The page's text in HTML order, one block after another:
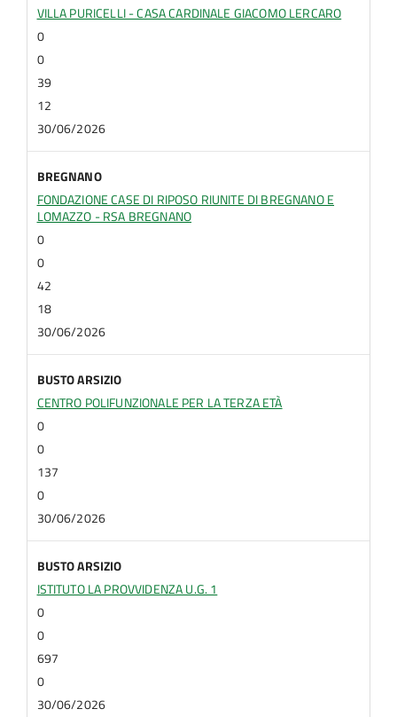
VILLA PURICELLI - CASA CARDINALE GIACOMO LERCARO
0
0
39
12
30/06/2026
BREGNANO
FONDAZIONE CASE DI RIPOSO RIUNITE DI BREGNANO E
LOMAZZO - RSA BREGNANO
0
0
42
18
30/06/2026
BUSTO ARSIZIO
CENTRO POLIFUNZIONALE PER LA TERZA ETÀ
0
0
137
0
30/06/2026
BUSTO ARSIZIO
ISTITUTO LA PROVVIDENZA U.G. 1
0
0
697
0
30/06/2026